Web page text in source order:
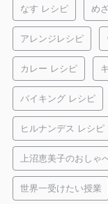
なす レシピ め
アレンジレシピ
カレー レシピ
バイキング レシピ
ヒルナンデス レシピ
上沼恵美子のおしゃ
世界一受けたい授業